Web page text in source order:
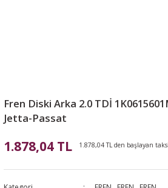
Fren Diski Arka 2.0 TDİ
Jetta-Passat
1.878,04 TL 1.878,04 TL den başlayan